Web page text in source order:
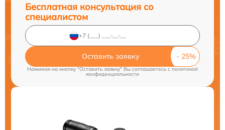
Бесплатная консультация со
специалистом
Оставить заявку
Нажимая на кнопку "Оставить заявку" Вы соглашаетесь cполитикой
конфиденциальности